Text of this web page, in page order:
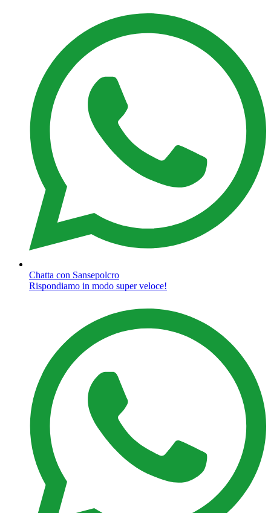
Chatta con Sansepolcro
Rispondiamo in modo super veloce!